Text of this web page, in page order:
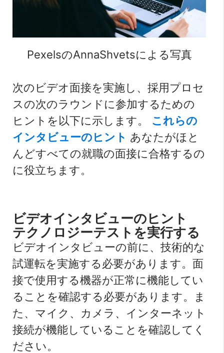
PexelsのAnnaShvetsによる写真
次のビデオ面接を実施し、採用プロセ
スの次のラウンドに参加するための
ヒントを以下に示します。 これらの
インタビューのヒント あなたがほと
んどすべての就職の面接に合格するの
に役立ちます。
ビデオインタビューのヒント
テクノロジーテストを実行する
ビデオインタビューの前に、技術的な
試運転を実施する必要があります。面
接で使用する機器が正常に機能してい
ることを確認する必要があります。ま
た、マイク、カメラ、インターネット
接続が機能していることを確認してく
ださい。